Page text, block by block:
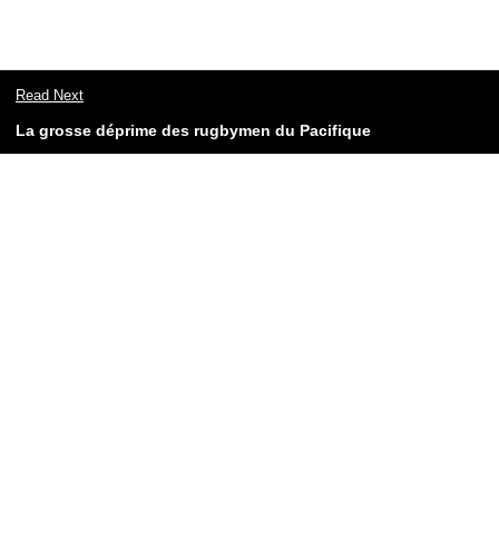
Read Next
La grosse déprime des rugbymen du Pacifique